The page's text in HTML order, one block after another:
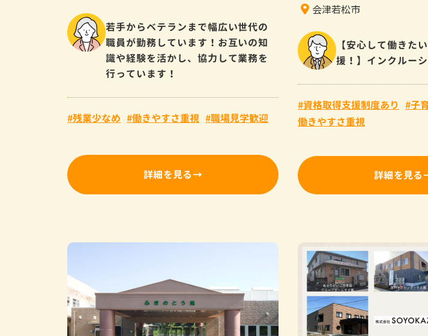
若手からベテランまで幅広い世代の
職員が勤務しています！お互いの知
識や経験を活かし、協力して業務を
行っています！
残業少なめ 働きやすさ重視 職場見学歓迎
詳細を見る
会津若松市
【安心して働きた
援！】インクルー
資格取得支援制度あり
子
働きやすさ重視
詳細を見る